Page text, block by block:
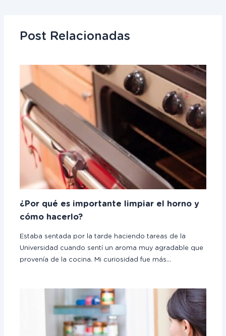
Post Relacionadas
¿Por qué es importante limpiar el horno y
cómo hacerlo?
Estaba sentada por la tarde haciendo tareas de la
Universidad cuando sentí un aroma muy agradable que
provenía de la cocina. Mi curiosidad fue más…